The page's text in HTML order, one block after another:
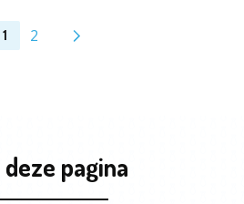
1 2
pagina